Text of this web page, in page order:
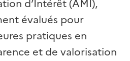
d’Intérêt (AMI),
évalués pour
pratiques en
et de valorisation